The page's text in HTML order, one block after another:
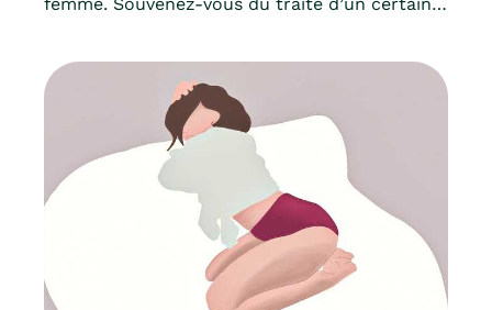
son ouvrage intitulé La nymphomanie ou le
traité de la fureur utérine, paru en
1886...Glaçant, quand on y repense.Définit
comme une pathologie violente, venant de
l’utérus, et qui donna le concept “d’hystérie”,
où en sommes-nous aujourd’hui, au regard de
cette compréhension (misogyne ?) de l’époque,
et de la description d’un symptôme que l’on
nomme maintenant hypersexualité ? Mia
déconstruit pour vous le mythe autour de la